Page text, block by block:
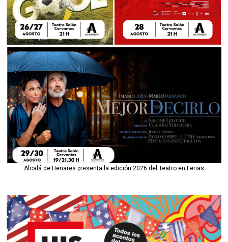
Alcalá de Henares presenta la edición 2026 del Teatro en Ferias